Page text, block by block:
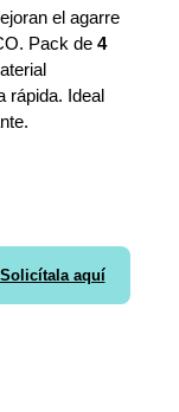
el agarre
Pack de4
rápida. Ideal
Solicítala aquí